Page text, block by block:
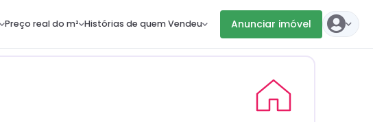
Preço real do m² Histórias de quem Vendeu Anunciar imóvel